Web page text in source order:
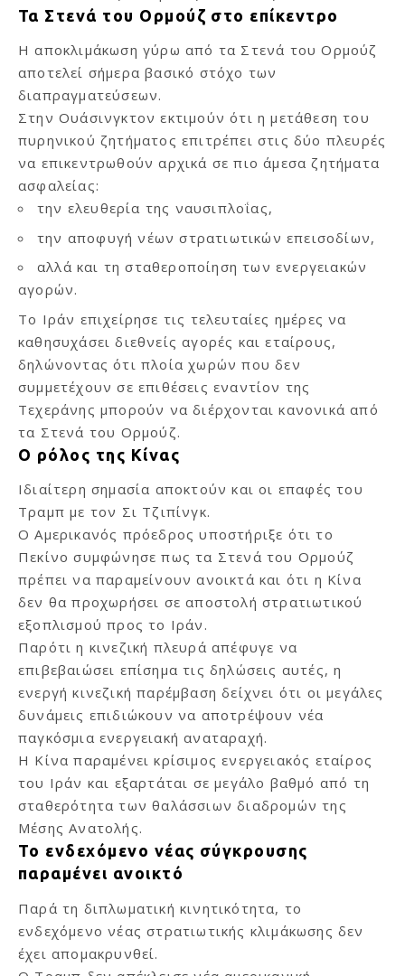
Τα Στενά του Ορμούζ στο επίκεντρο
Η αποκλιμάκωση γύρω από τα Στενά του Ορμούζ
αποτελεί σήμερα βασικό στόχο των
διαπραγματεύσεων.
Στην Ουάσινγκτον εκτιμούν ότι η μετάθεση του
πυρηνικού ζητήματος επιτρέπει στις δύο πλευρές
να επικεντρωθούν αρχικά σε πιο άμεσα ζητήματα
ασφαλείας:
την ελευθερία της ναυσιπλοΐας,
την αποφυγή νέων στρατιωτικών επεισοδίων,
αλλά και τη σταθεροποίηση των ενεργειακών
αγορών.
Το Ιράν επιχείρησε τις τελευταίες ημέρες να
καθησυχάσει διεθνείς αγορές και εταίρους,
δηλώνοντας ότι πλοία χωρών που δεν
συμμετέχουν σε επιθέσεις εναντίον της
Τεχεράνης μπορούν να διέρχονται κανονικά από
τα Στενά του Ορμούζ.
Ο ρόλος της Κίνας
Ιδιαίτερη σημασία αποκτούν και οι επαφές του
Τραμπ με τον Σι Τζιπίνγκ.
Ο Αμερικανός πρόεδρος υποστήριξε ότι το
Πεκίνο συμφώνησε πως τα Στενά του Ορμούζ
πρέπει να παραμείνουν ανοικτά και ότι η Κίνα
δεν θα προχωρήσει σε αποστολή στρατιωτικού
εξοπλισμού προς το Ιράν.
Παρότι η κινεζική πλευρά απέφυγε να
επιβεβαιώσει επίσημα τις δηλώσεις αυτές, η
ενεργή κινεζική παρέμβαση δείχνει ότι οι μεγάλες
δυνάμεις επιδιώκουν να αποτρέψουν νέα
παγκόσμια ενεργειακή αναταραχή.
Η Κίνα παραμένει κρίσιμος ενεργειακός εταίρος
του Ιράν και εξαρτάται σε μεγάλο βαθμό από τη
σταθερότητα των θαλάσσιων διαδρομών της
Μέσης Ανατολής.
Το ενδεχόμενο νέας σύγκρουσης
παραμένει ανοικτό
Παρά τη διπλωματική κινητικότητα, το
ενδεχόμενο νέας στρατιωτικής κλιμάκωσης δεν
έχει απομακρυνθεί.